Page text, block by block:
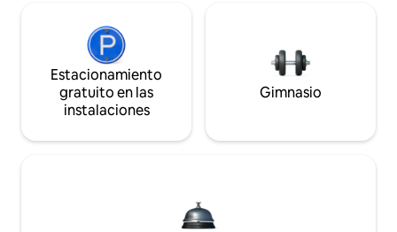
Estacionamiento
gratuito en las
instalaciones
Gimnasio